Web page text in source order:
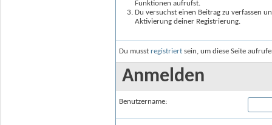
Funktionen aufrufst.
Du versuchst einen Beitrag zu verfassen
Aktivierung deiner Registrierung.
Du musst registriert sein, um diese Seite
Anmelden
Benutzername: